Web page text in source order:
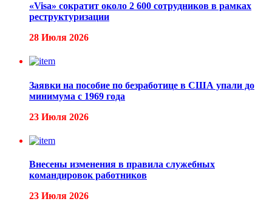
«Visa» сократит около 2 600 сотрудников в рамках
реструктуризации
28 Июля 2026
Заявки на пособие по безработице в США упали до
минимума с 1969 года
23 Июля 2026
Внесены изменения в правила служебных
командировок работников
23 Июля 2026